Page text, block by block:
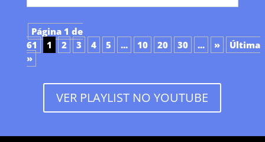
Página 1 de
61
1 2 3 4 5 ... 10 20 30 ... »
Última
»
VER PLAYLIST NO YOUTUBE